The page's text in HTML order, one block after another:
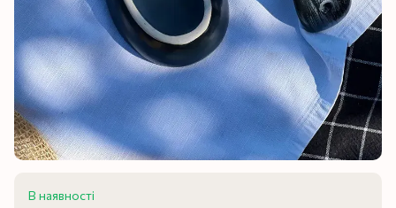
В наявності